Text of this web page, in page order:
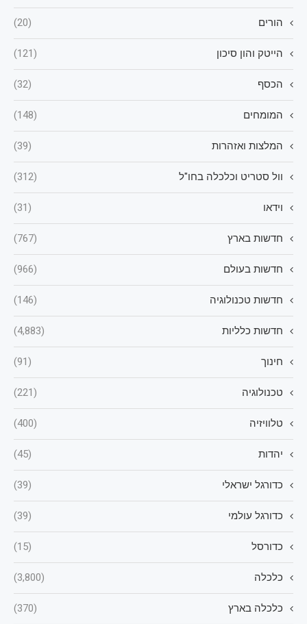
הורים (20)
הייטק והון סיכון (121)
הכסף (32)
המומחים (148)
המלצות ואזהרות (39)
וול סטריט וכלכלה בחו"ל (312)
וידאו (31)
חדשות בארץ (767)
חדשות בעולם (966)
חדשות טכנולוגיה (146)
חדשות כלליות (4,883)
חינוך (91)
טכנולוגיה (221)
טלוויזיה (400)
יהדות (45)
כדורגל ישראלי (39)
כדורגל עולמי (39)
כדורסל (15)
כלכלה (3,800)
כלכלה בארץ (370)